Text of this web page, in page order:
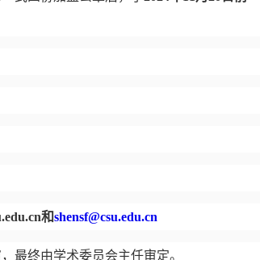
和shensf@csu.edu.cn
最终由学术委员会主任审定。